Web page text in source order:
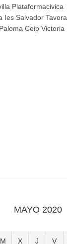
Plataformacivica
Ies Salvador Tavora
Ceip Victoria
MAYO 2020
M X J V